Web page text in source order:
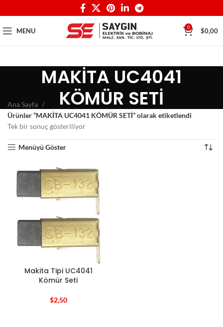
MENU 0 $0,00
MAKİTA UC4041
KÖMÜR SETİ
Ana Sayfa
Ürünler “MAKİTA UC4041 KÖMÜR SETİ” olarak etiketlendi
Tek bir sonuç gösteriliyor
Menüyü Göster
Makita Tipi UC4041
Kömür Seti
$2,50